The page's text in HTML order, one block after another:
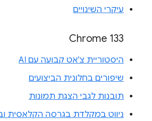
עיקרי השינויים
Chrome 133
היסטוריית צ'אט קבועה עם AI
שיפורים בחלונית הביצועים
תובנות לגבי הצגת תמונות
ניווט במקלדת בגרסה הקלאסית